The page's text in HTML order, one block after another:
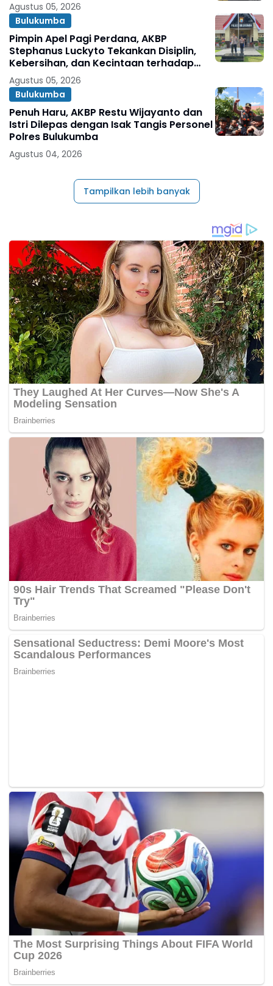
Agustus 05, 2026
Bulukumba
Pimpin Apel Pagi Perdana, AKBP
Stephanus Luckyto Tekankan Disiplin,
Kebersihan, dan Kecintaan terhadap
Organisasi
Agustus 05, 2026
Bulukumba
Penuh Haru, AKBP Restu Wijayanto dan
Istri Dilepas dengan Isak Tangis Personel
Polres Bulukumba
Agustus 04, 2026
Tampilkan lebih banyak